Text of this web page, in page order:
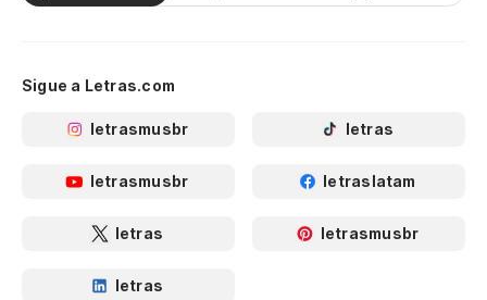
Sigue a Letras.com
letrasmusbr letras
letrasmusbr letraslatam
letras letrasmusbr
letras